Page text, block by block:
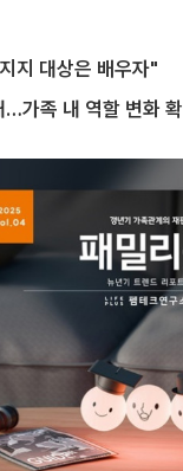
지 대상은 배우자"
가족 내 역할 변화